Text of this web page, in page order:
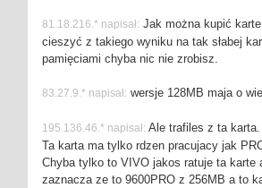
81.18.216.* napisał: Jak można kupić
cieszyć z takiego wyniku na tak słabej
pamięciami chyba nic nie zrobisz.
83.27.9.* napisał: wersje 128MB maja o
195.136.46.* napisał: Ale trafiles z ta karta.
Ta karta ma tylko rdzen pracujacy jak
Chyba tylko to VIVO jakos ratuje ta karte
zaznacza ze to 9600PRO z 256MB a to